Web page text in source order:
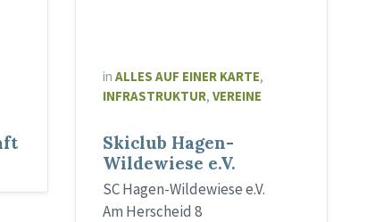
inALLES AUF EINER KARTE,
INFRASTRUKTUR,VEREINE
Skiclub Hagen-
Wildewiese e.V.
SC Hagen-Wildewiese e.V.
Am Herscheid 8